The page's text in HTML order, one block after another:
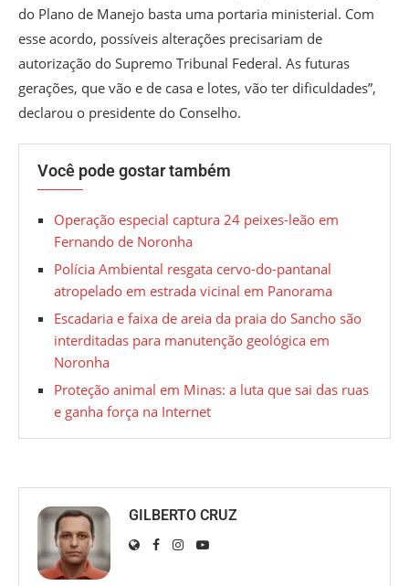
do Plano de Manejo basta uma portaria ministerial. Com
esse acordo, possíveis alterações precisariam de
autorização do Supremo Tribunal Federal. As futuras
gerações, que vão e de casa e lotes, vão ter dificuldades”,
declarou o presidente do Conselho.
Você pode gostar também
Operação especial captura 24 peixes-leão em
Fernando de Noronha
Polícia Ambiental resgata cervo-do-pantanal
atropelado em estrada vicinal em Panorama
Escadaria e faixa de areia da praia do Sancho são
interditadas para manutenção geológica em
Noronha
Proteção animal em Minas: a luta que sai das ruas
e ganha força na Internet
GILBERTO CRUZ